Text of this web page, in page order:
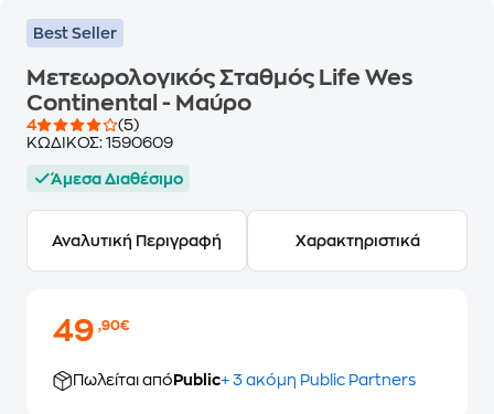
Best Seller
Μετεωρολογικός Σταθμός Life Wes
Continental - Μαύρο
4
(5)
ΚΩΔΙΚΟΣ: 1590609
Άμεσα Διαθέσιμο
Αναλυτική Περιγραφή Χαρακτηριστικά
49,90€
Πωλείται από Public+ 3 ακόμη Public Partners